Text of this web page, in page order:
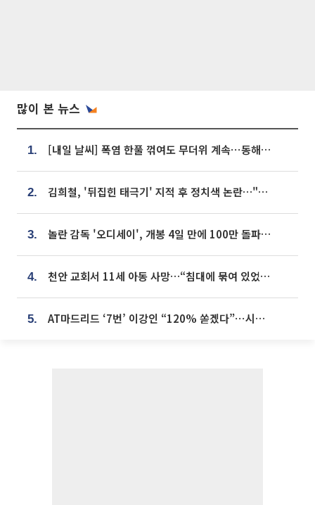
많이 본 뉴스
1. [내일 날씨] 폭염 한풀 꺾여도 무더위 계속⋯동해안 이틀 연속 비
2. 김희철, '뒤집힌 태극기' 지적 후 정치색 논란…"좌우 떠나 우리나라 국기"
3. 놀란 감독 '오디세이', 개봉 4일 만에 100만 돌파⋯'왕사남' 보다 빠르다
4. 천안 교회서 11세 아동 사망…“침대에 묶여 있었다” 진술 확보
5. AT마드리드 ‘7번’ 이강인 “120% 쏟겠다”⋯시메오네 감독 “필요한 선수”